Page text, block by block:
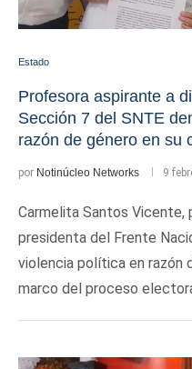
Estado
Profesora aspirante a
Sección 7 del SNTE
razón de género en su
por Notinúcleo Networks 9
Carmelita Santos
presidenta del Frente
violencia política en razón
marco del proceso